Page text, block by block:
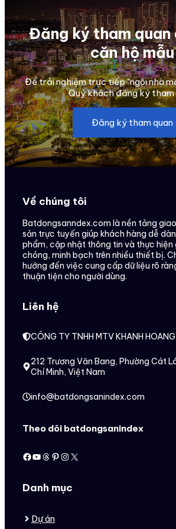
Đăng ký tham quan
căn hộ mẫu
Để trải nghiệm trực tiếp "ngôi nhà
Quý khách đăng ký tham
Đăng ký tham quan
Về chúng tôi
Batdongsanndex.com là nền tảng
sản trực tuyến giúp khách hàng dễ
phẩm, cập nhật thông tin và thực hiện
chóng, minh bạch trên nhiều thiết bị.
hướng đến việc cung cấp dữ liệu rõ
thuận tiện cho người dùng.
Liên hệ
CÔNG TY TNHH MTV KHANH
212 Trương Văn Bang, Phường Cát
Chí Minh, Việt Nam
info@batdongsanindex.com
Theo dõi batdongsanindex
Facebook
Youtube
Threads
Pinterest
Instagram
X
Danh mục
Dự án